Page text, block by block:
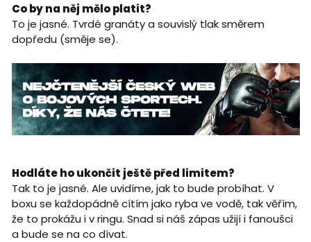
Co by na něj mělo platit?
To je jasné. Tvrdé granáty a souvislý tlak směrem
dopředu (směje se).
Hodláte ho ukončit ještě před limitem?
Tak to je jasné. Ale uvidíme, jak to bude probíhat. V
boxu se každopádně cítím jako ryba ve vodě, tak věřím,
že to prokážu i v ringu. Snad si náš zápas užijí i fanoušci
a bude se na co dívat.